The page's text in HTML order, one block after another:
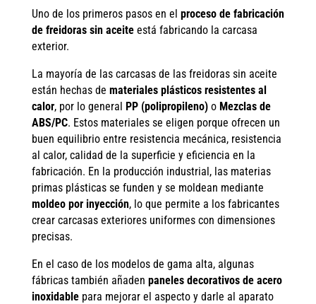
Uno de los primeros pasos en el proceso de fabricación
de freidoras sin aceiteestá fabricando la carcasa
exterior.
La mayoría de las carcasas de las freidoras sin aceite
están hechas de materiales plásticos resistentes al
calor, por lo general PP (polipropileno)o Mezclas de
ABS/PC. Estos materiales se eligen porque ofrecen un
buen equilibrio entre resistencia mecánica, resistencia
al calor, calidad de la superficie y eficiencia en la
fabricación. En la producción industrial, las materias
primas plásticas se funden y se moldean mediante
moldeo por inyección, lo que permite a los fabricantes
crear carcasas exteriores uniformes con dimensiones
precisas.
En el caso de los modelos de gama alta, algunas
fábricas también añaden paneles decorativos de acero
inoxidablepara mejorar el aspecto y darle al aparato